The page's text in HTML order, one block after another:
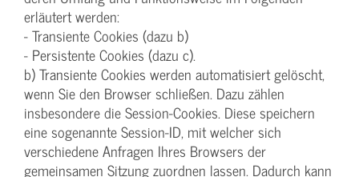
erläutert werden:
- Transiente Cookies (dazu b)
- Persistente Cookies (dazu c).
b) Transiente Cookies werden automatisiert gelöscht,
wenn Sie den Browser schließen. Dazu zählen
insbesondere die Session-Cookies. Diese speichern
eine sogenannte Session-ID, mit welcher sich
verschiedene Anfragen Ihres Browsers der
gemeinsamen Sitzung zuordnen lassen. Dadurch kann